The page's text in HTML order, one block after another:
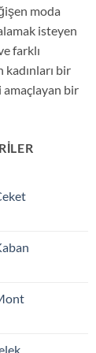
moda
isteyen
farklı
bir
bir